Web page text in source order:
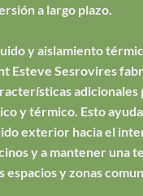
a largo plazo.
y aislamiento
Esteve Sesrovires
adicionales
y térmico. Esto
exterior hacia el
y a mantener una
y zonas